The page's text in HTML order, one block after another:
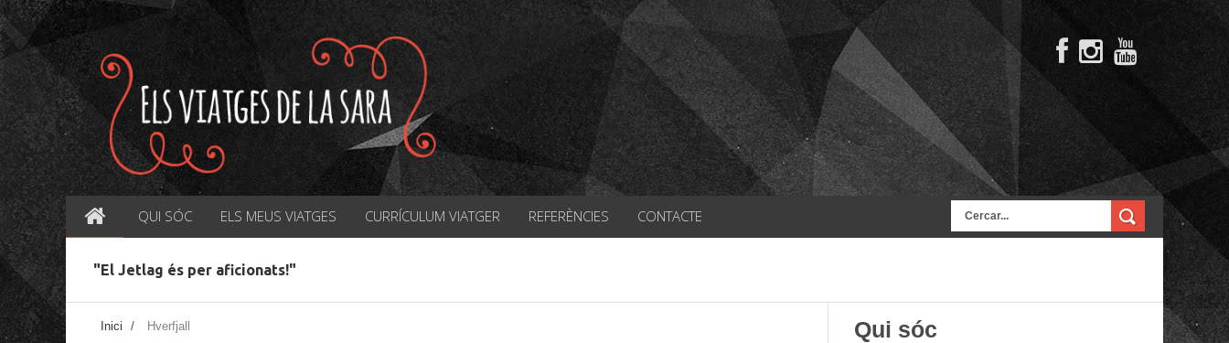
QUI SÓC ELS MEUS VIATGES CURRÍCULUM VIATGER REFERÈNCIES CONTACTE
"El Jetlag és per aficionats!"
Inici / Hverfjall Qui sóc